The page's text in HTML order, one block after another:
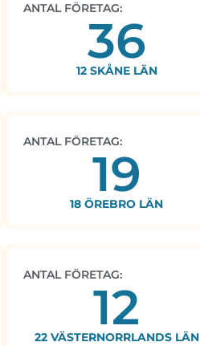
ANTAL FÖRETAG:
36
12 SKÅNE LÄN
ANTAL FÖRETAG:
19
18 ÖREBRO LÄN
ANTAL FÖRETAG:
12
22 VÄSTERNORRLANDS LÄN